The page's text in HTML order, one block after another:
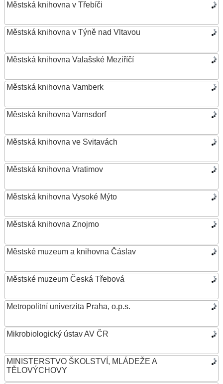
Městská knihovna v Třebíči
Městská knihovna v Týně nad Vltavou
Městská knihovna Valašské Meziříčí
Městská knihovna Vamberk
Městská knihovna Varnsdorf
Městská knihovna ve Svitavách
Městská knihovna Vratimov
Městská knihovna Vysoké Mýto
Městská knihovna Znojmo
Městské muzeum a knihovna Čáslav
Městské muzeum Česká Třebová
Metropolitní univerzita Praha, o.p.s.
Mikrobiologický ústav AV ČR
MINISTERSTVO ŠKOLSTVÍ, MLÁDEŽE A
TĚLOVÝCHOVY